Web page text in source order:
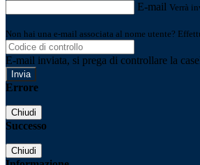
E-mail Verrà
Non hai una e-mail associata al nome utente?
E-mail inviata, si prega di controllare la
Errore
Chiudi
Successo
Chiudi